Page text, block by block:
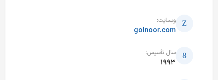
وبسایت:
golnoor.com
سال تأسیس:
1993